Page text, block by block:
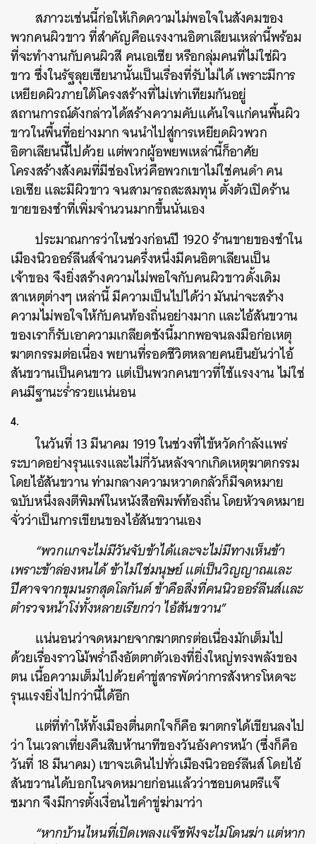
สภาวะเช่นนี้ก่อให้เกิดความไม่พอใจในสังคมของ
พวกคนผิวขาว ที่สำคัญคือแรงงานอิตาเลียนเหล่านี้พร้อม
ที่จะทำงานกับคนผิวสี คนเอเชีย หรือกลุ่มคนที่ไม่ใช่ผิว
ขาว ซึ่งในรัฐลุยเซียนานั้นเป็นเรื่องที่รับไม่ได้ เพราะมีการ
เหยียดผิวภายใต้โครงสร้างที่ไม่เท่าเทียมกันอยู่
สถานการณ์ดังกล่าวได้สร้างความคับแค้นใจแก่คนพื้นผิว
ขาวในพื้นที่อย่างมาก จนนำไปสู่การเหยียดผิวพวก
อิตาเลียนนี้ไปด้วย แต่พวกผู้อพยพเหล่านี้ก็อาศัย
โครงสร้างสังคมที่มีช่องโหว่คือพวกเขาไม่ใช่คนดำ คน
เอเชีย และมีผิวขาว จนสามารถสะสมทุน ตั้งตัวเปิดร้าน
ขายของชำที่เพิ่มจำนวนมากขึ้นนั่นเอง
ประมาณการว่าในช่วงก่อนปี 1920 ร้านขายของชำใน
เมืองนิวออร์ลีนส์จำนวนครึ่งหนึ่งมีคนอิตาเลียนเป็น
เจ้าของ จึงยิ่งสร้างความไม่พอใจกับคนผิวขาวดั้งเดิม
สาเหตุต่างๆ เหล่านี้ มีความเป็นไปได้ว่า มันน่าจะสร้าง
ความไม่พอใจให้กับคนท้องถิ่นอย่างมาก และไอ้สันขวาน
ของเราก็รับเอาความเกลียดชังนี้มากพอจนลงมือก่อเหตุ
ฆาตกรรมต่อเนื่อง พยานที่รอดชีวิตหลายคนยืนยันว่าไอ้
สันขวานเป็นคนขาว แต่เป็นพวกคนขาวที่ใช้แรงงาน ไม่ใช่
คนมีฐานะร่ำรวยแน่นอน
4.
ในวันที่ 13 มีนาคม 1919 ในช่วงที่ไข้หวัดกำลังแพร่
ระบาดอย่างรุนแรงและไม่กี่วันหลังจากเกิดเหตุฆาตกรรม
โดยไอ้สันขวาน ท่ามกลางความหวาดกลัวก็มีจดหมาย
ฉบับหนึ่งลงตีพิมพ์ในหนังสือพิมพ์ท้องถิ่น โดยหัวจดหมาย
จั่วว่าเป็นการเขียนของไอ้สันขวานเอง
“พวกแกจะไม่มีวันจับข้าได้และจะไม่มีทางเห็นข้า
เพราะข้าล่องหนได้ ข้าไม่ใช่มนุษย์ แต่เป็นวิญญาณและ
ปีศาจจากขุมนรกสุดโลกันต์ ข้าคือสิ่งที่คนนิวออร์ลีนส์และ
ตำรวจหน้าโง่ทั้งหลายเรียกว่า ไอ้สันขวาน”
แน่นอนว่าจดหมายจากฆาตกรต่อเนื่องมักเต็มไป
ด้วยเรื่องราวโม้พร่ำถึงอัตตาตัวเองที่ยิ่งใหญ่ทรงพลังของ
ตน เนื้อความเต็มไปด้วยคำขู่สารพัดว่าการสังหารโหดจะ
รุนแรงยิ่งไปกว่านี้ได้อีก
แต่ที่ทำให้ทั้งเมืองตื่นตกใจก็คือ ฆาตกรได้เขียนลงไป
ว่า ในเวลาเที่ยงคืนสิบห้านาทีของวันอังคารหน้า (ซึ่งก็คือ
วันที่ 18 มีนาคม) เขาจะเดินไปทั่วเมืองนิวออร์ลีนส์ โดยไอ้
สันขวานได้บอกในจดหมายก่อนแล้วว่าชอบดนตรีแจ๊
ซมาก จึงมีการตั้งเงื่อนไขคำขู่ฆ่ามาว่า
“หากบ้านไหนที่เปิดเพลงแจ๊ซฟังจะไม่โดนฆ่า แต่หาก
SHARE TWEET LINE EMAIL